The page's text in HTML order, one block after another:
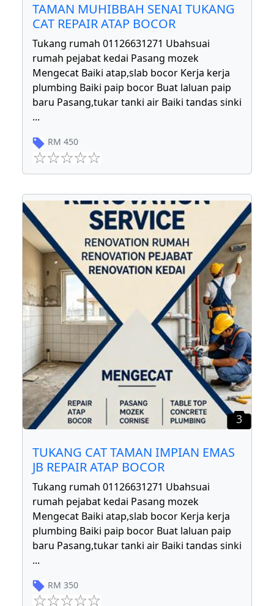
TAMAN MUHIBBAH SENAI TUKANG
CAT REPAIR ATAP BOCOR
Tukang rumah 01126631271 Ubahsuai
rumah pejabat kedai Pasang mozek
Mengecat Baiki atap,slab bocor Kerja kerja
plumbing Baiki paip bocor Buat laluan paip
baru Pasang,tukar tanki air Baiki tandas sinki
...
RM 450
3
TUKANG CAT TAMAN IMPIAN EMAS
JB REPAIR ATAP BOCOR
Tukang rumah 01126631271 Ubahsuai
rumah pejabat kedai Pasang mozek
Mengecat Baiki atap,slab bocor Kerja kerja
plumbing Baiki paip bocor Buat laluan paip
baru Pasang,tukar tanki air Baiki tandas sinki
...
RM 350